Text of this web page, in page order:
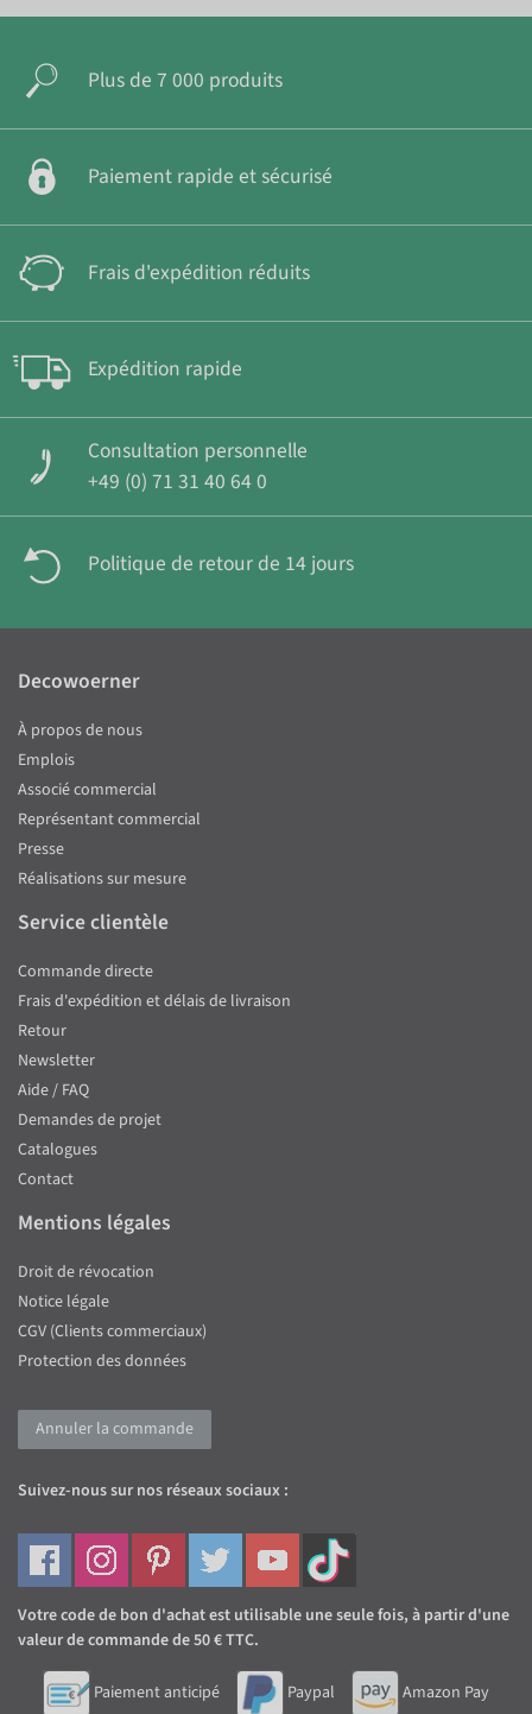
Plus de 7 000 produits
Paiement rapide et sécurisé
Frais d'expédition réduits
Expédition rapide
Consultation personnelle
+49 (0) 71 31 40 64 0
Politique de retour de 14 jours
Decowoerner
À propos de nous
Emplois
Associé commercial
Représentant commercial
Presse
Réalisations sur mesure
Service clientèle
Commande directe
Frais d'expédition et délais de livraison
Retour
Newsletter
Aide / FAQ
Demandes de projet
Catalogues
Contact
Mentions légales
Droit de révocation
Notice légale
CGV (Clients commerciaux)
Protection des données
Annuler la commande
Suivez-nous sur nos réseaux sociaux :
Votre code de bon d'achat est utilisable une seule fois, à partir d'une
valeur de commande de 50 € TTC.
Paiement anticipé Paypal Amazon Pay